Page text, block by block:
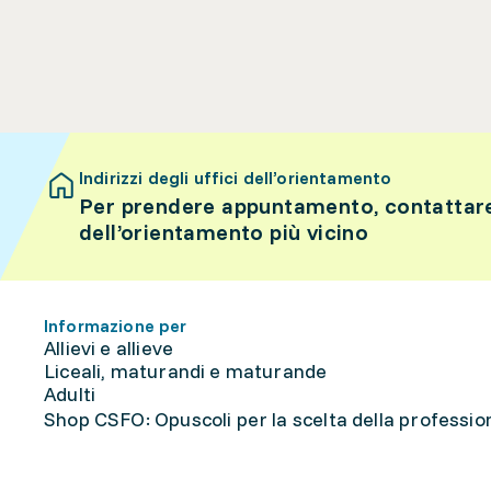
Indirizzi degli uffici dell’orientamento
Per prendere appuntamento,
dell’orientamento più vicino
Informazione per
Allievi e allieve
Liceali, maturandi e maturande
Adulti
Shop CSFO: Opuscoli per la scelta della